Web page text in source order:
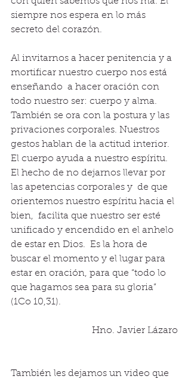
siempre nos espera en lo más
secreto del corazón.
Al invitarnos a hacer penitencia y a
mortificar nuestro cuerpo nos está
enseñando  a hacer oración con
todo nuestro ser: cuerpo y alma.
También se ora con la postura y las
privaciones corporales. Nuestros
gestos hablan de la actitud interior.
El cuerpo ayuda a nuestro espíritu.
El hecho de no dejarnos llevar por
las apetencias corporales y  de que
orientemos nuestro espíritu hacia el
bien,  facilita que nuestro ser esté
unificado y encendido en el anhelo
de estar en Dios.  Es la hora de
buscar el momento y el lugar para
estar en oración, para que “todo lo
que hagamos sea para su gloria”
(1Co 10,31).
Hno. Javier Lázaro
También les dejamos un video que